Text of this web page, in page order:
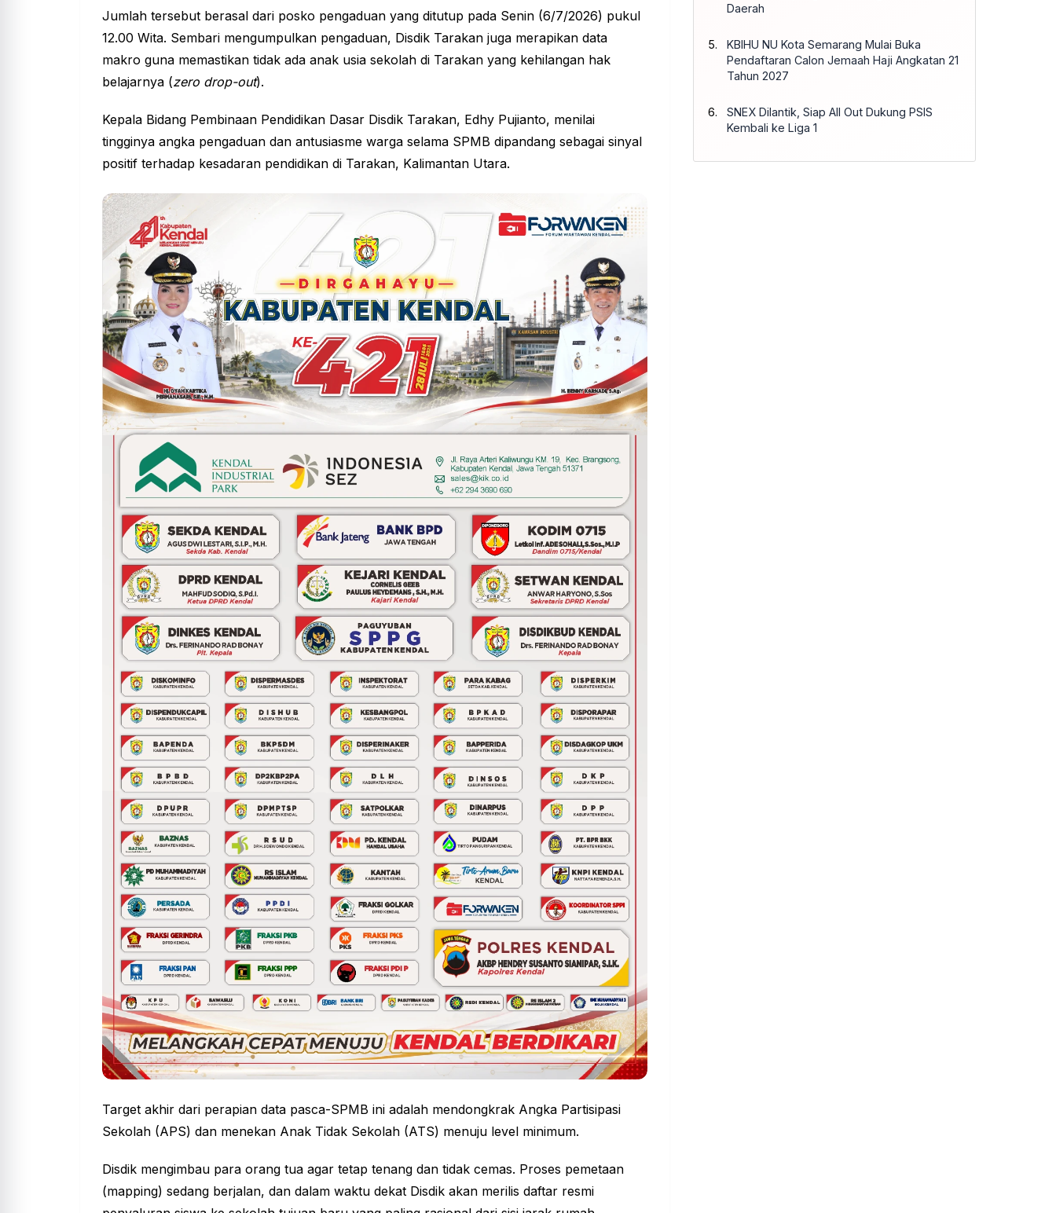
Jumlah tersebut berasal dari posko pengaduan yang ditutup pada Senin (6/7/2026) pukul
12.00 Wita. Sembari mengumpulkan pengaduan, Disdik Tarakan juga merapikan data
makro guna memastikan tidak ada anak usia sekolah di Tarakan yang kehilangan hak
belajarnya (zero drop-out).
Kepala Bidang Pembinaan Pendidikan Dasar Disdik Tarakan, Edhy Pujianto, menilai
tingginya angka pengaduan dan antusiasme warga selama SPMB dipandang sebagai sinyal
positif terhadap kesadaran pendidikan di Tarakan, Kalimantan Utara.
Target akhir dari perapian data pasca-SPMB ini adalah mendongkrak Angka Partisipasi
Sekolah (APS) dan menekan Anak Tidak Sekolah (ATS) menuju level minimum.
Disdik mengimbau para orang tua agar tetap tenang dan tidak cemas. Proses pemetaan
(mapping) sedang berjalan, dan dalam waktu dekat Disdik akan merilis daftar resmi
Daerah
KBIHU NU Kota Semarang Mulai Buka
Pendaftaran Calon Jemaah Haji Angkatan 21
Tahun 2027
SNEX Dilantik, Siap All Out Dukung PSIS
Kembali ke Liga 1